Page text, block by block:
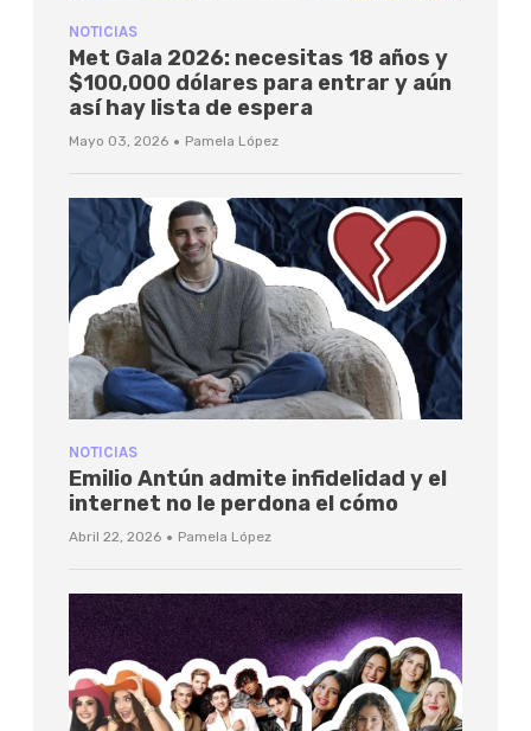
NOTICIAS
Met Gala 2026: necesitas 18 años y
$100,000 dólares para entrar y aún
así hay lista de espera
Mayo 03, 2026 · Pamela López
NOTICIAS
Emilio Antún admite infidelidad y el
internet no le perdona el cómo
Abril 22, 2026 · Pamela López